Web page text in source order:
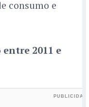
consumo e
2011 e